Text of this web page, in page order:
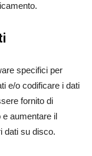
specifici per
e/o codificare i dati
fornito di
aumentare il
dati su disco.